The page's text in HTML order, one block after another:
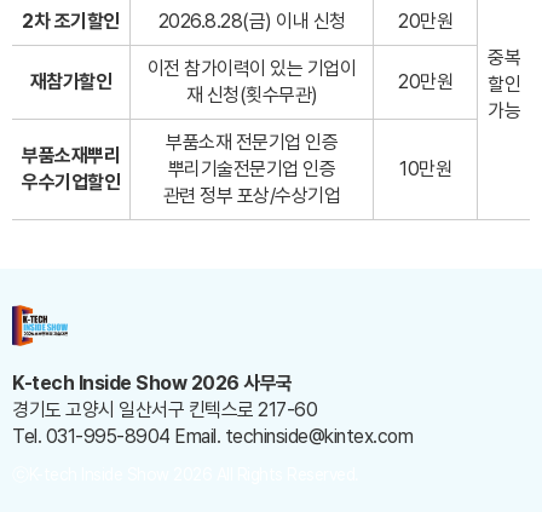
중복
할인
가능
2차 조기할인 2026.8.28(금) 이내 신청 20만원
재참가할인
이전 참가이력이 있는 기업이
재 신청(횟수무관)
20만원
부품소재뿌리
우수기업할인
부품소재 전문기업 인증
뿌리기술전문기업 인증
관련 정부 포상/수상기업
10만원
K-tech Inside Show 2026 사무국
경기도 고양시 일산서구 킨텍스로 217-60
Tel. 031-995-8904 Email. techinside@kintex.com